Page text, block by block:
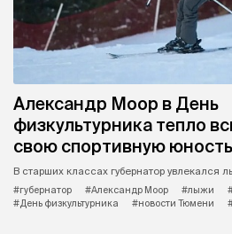
Александр Моор в День
физкультурника тепло
свою спортивную юность
В старших классах губернатор увлекался
#губернатор
#Александр Моор #лыжи
#День физкультурника
#новости Тюмени